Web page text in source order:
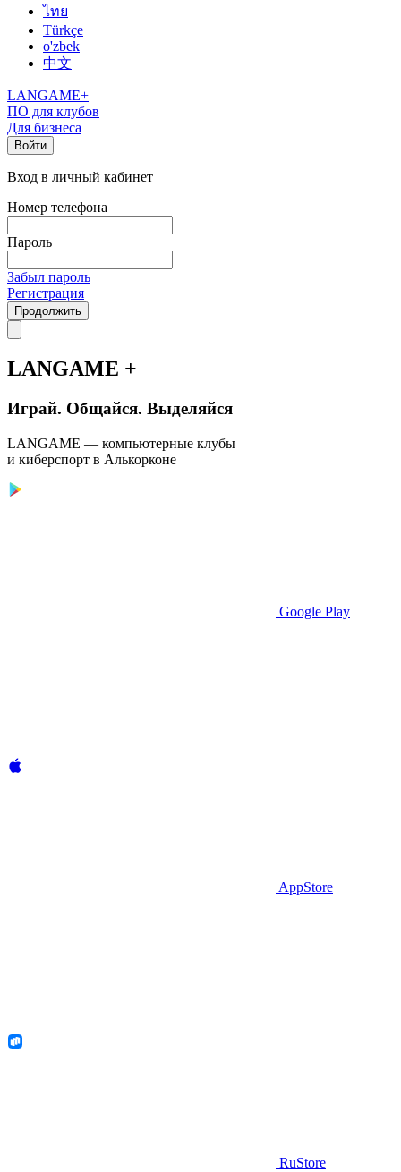
ไทย
Türkçe
o'zbek
中文
LANGAME+
ПО для клубов
Для бизнеса
Войти
Вход в личный кабинет
Номер телефона
Пароль
Забыл пароль
Регистрация
Продолжить
LANGAME +
Играй. Общайся. Выделяйся
LANGAME — компьютерные клубы
и киберспорт в Алькорконе
Google Play
AppStore
RuStore